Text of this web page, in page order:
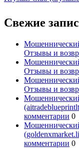
Свежие
Отзывы и
Отзывы и
Отзывы и
комментарии 0
комментарии 0